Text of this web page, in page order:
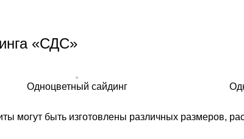
«СДС»
Одноцветный сайдинг
могут быть изготовлены различных размеров,